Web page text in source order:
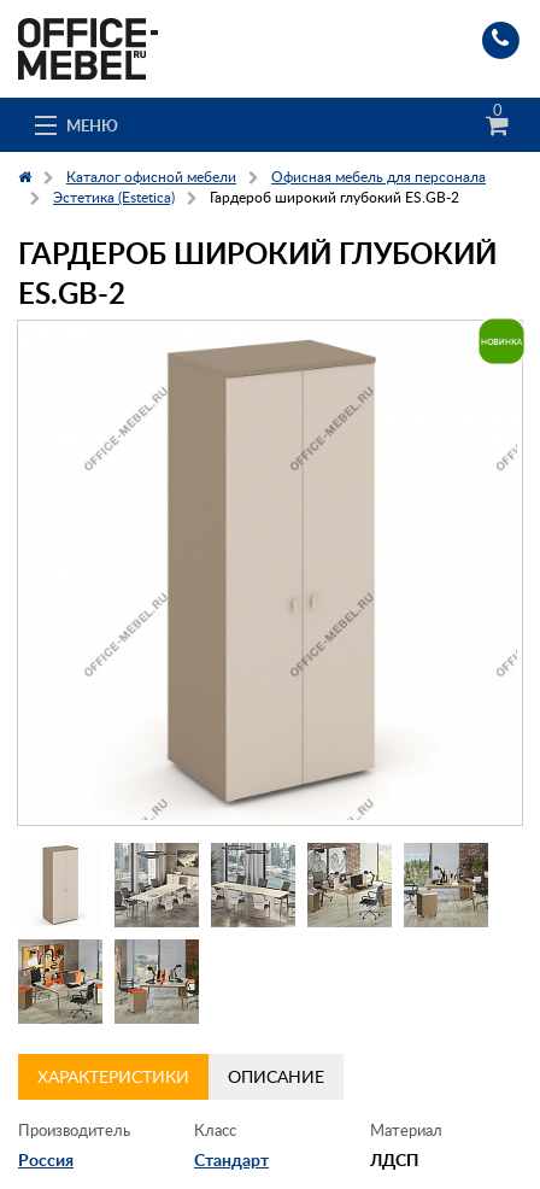
МЕНЮ
0
Каталог
О компании
Гос. заказчикам
Клиенты
Заказать обратный звонок
Каталог офисной мебели
Офисная мебель для персонала
Эстетика (Estetica)
Гардероб широкий глубокий ES.GB-2
ГАРДЕРОБ ШИРОКИЙ ГЛУБОКИЙ
ES.GB-2
ХАРАКТЕРИСТИКИ ОПИСАНИЕ
Производитель
Россия
Класс
Стандарт
Материал
ЛДСП